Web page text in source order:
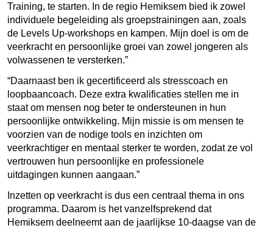
Training, te starten. In de regio Hemiksem bied ik zowel
individuele begeleiding als groepstrainingen aan, zoals
de Levels Up-workshops en kampen. Mijn doel is om de
veerkracht en persoonlijke groei van zowel jongeren als
volwassenen te versterken.”
“Daarnaast ben ik gecertificeerd als stresscoach en
loopbaancoach. Deze extra kwalificaties stellen me in
staat om mensen nog beter te ondersteunen in hun
persoonlijke ontwikkeling. Mijn missie is om mensen te
voorzien van de nodige tools en inzichten om
veerkrachtiger en mentaal sterker te worden, zodat ze vol
vertrouwen hun persoonlijke en professionele
uitdagingen kunnen aangaan.”
Inzetten op veerkracht is dus een centraal thema in ons
programma. Daarom is het vanzelfsprekend dat
Hemiksem deelneemt aan de jaarlijkse 10-daagse van de